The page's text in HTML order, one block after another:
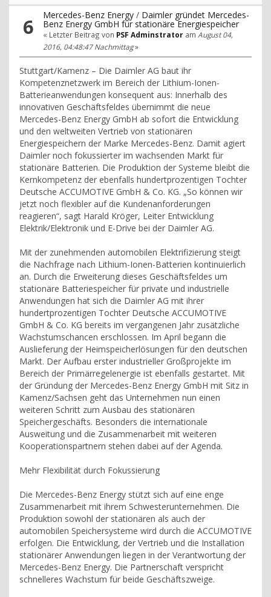
6 Mercedes-Benz Energy / Daimler gründet Mercedes-
Benz Energy GmbH für stationäre Energiespeicher
« Letzter Beitrag von PSF Adminstrator am August 04,
2016, 04:48:47 Nachmittag»
Stuttgart/Kamenz – Die Daimler AG baut ihr
Kompetenznetzwerk im Bereich der Lithium-Ionen-
Batterieanwendungen konsequent aus: Innerhalb des
innovativen Geschäftsfeldes übernimmt die neue
Mercedes-Benz Energy GmbH ab sofort die Entwicklung
und den weltweiten Vertrieb von stationären
Energiespeichern der Marke Mercedes-Benz. Damit agiert
Daimler noch fokussierter im wachsenden Markt für
stationäre Batterien. Die Produktion der Systeme bleibt die
Kernkompetenz der ebenfalls hundertprozentigen Tochter
Deutsche ACCUMOTIVE GmbH & Co. KG. „So können wir
jetzt noch flexibler auf die Kundenanforderungen
reagieren“, sagt Harald Kröger, Leiter Entwicklung
Elektrik/Elektronik und E-Drive bei der Daimler AG.
Mit der zunehmenden automobilen Elektrifizierung steigt
die Nachfrage nach Lithium-Ionen-Batterien kontinuierlich
an. Durch die Erweiterung dieses Geschäftsfeldes um
stationäre Batteriespeicher für private und industrielle
Anwendungen hat sich die Daimler AG mit ihrer
hundertprozentigen Tochter Deutsche ACCUMOTIVE
GmbH & Co. KG bereits im vergangenen Jahr zusätzliche
Wachstumschancen erschlossen. Im April begann die
Auslieferung der Heimspeicherlösungen für den deutschen
Markt. Der Aufbau erster industrieller Großprojekte im
Bereich der Primärregelenergie ist ebenfalls gestartet. Mit
der Gründung der Mercedes-Benz Energy GmbH mit Sitz in
Kamenz/Sachsen geht das Unternehmen nun einen
weiteren Schritt zum Ausbau des stationären
Speichergeschäfts. Besonders die internationale
Ausweitung und die Zusammenarbeit mit weiteren
Kooperationspartnern stehen dabei auf der Agenda.
Mehr Flexibilität durch Fokussierung
Die Mercedes-Benz Energy stützt sich auf eine enge
Zusammenarbeit mit ihrem Schwesterunternehmen. Die
Produktion sowohl der stationären als auch der
automobilen Speichersysteme wird durch die ACCUMOTIVE
erfolgen. Die Entwicklung, der Vertrieb und die Installation
stationärer Anwendungen liegen in der Verantwortung der
Mercedes-Benz Energy. Die Partnerschaft verspricht
schnelleres Wachstum für beide Geschäftszweige.